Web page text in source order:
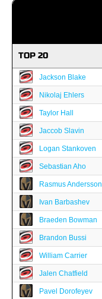
TOP 20
Jackson Blake
Nikolaj Ehlers
Taylor Hall
Jaccob Slavin
Logan Stankoven
Sebastian Aho
Rasmus Andersson
Ivan Barbashev
Braeden Bowman
Brandon Bussi
William Carrier
Jalen Chatfield
Pavel Dorofeyev